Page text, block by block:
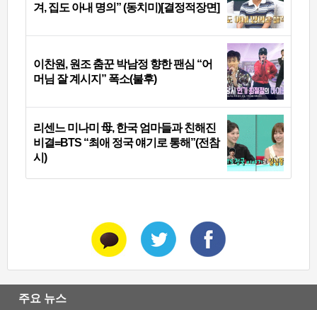
겨, 집도 아내 명의” (동치미)[결정적장면]
이찬원, 원조 춤꾼 박남정 향한 팬심 “어
머님 잘 계시지” 폭소(불후)
리센느 미나미 母, 한국 엄마들과 친해진
비결=BTS “최애 정국 얘기로 통해”(전참
시)
주요 뉴스